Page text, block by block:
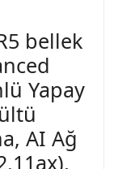
bellek
Yapay
AI Ağ